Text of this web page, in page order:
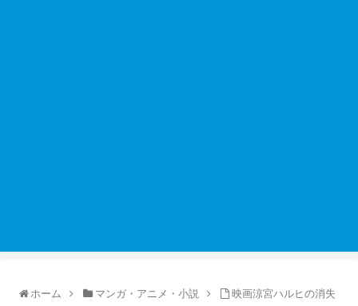
ホーム マンガ・アニメ・小説
映画涼宮ハルヒの消失